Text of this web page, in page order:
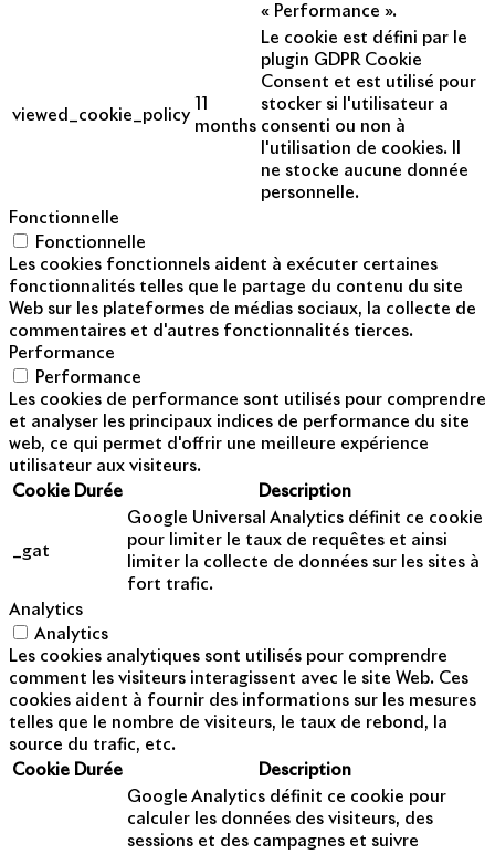
« Performance ».
viewed_cookie_policy
months
Le cookie est défini par le
plugin GDPR Cookie
Consent et est utilisé pour
stocker si l'utilisateur a
consenti ou non à
l'utilisation de cookies. Il
ne stocke aucune donnée
personnelle.
Fonctionnelle
Fonctionnelle
Les cookies fonctionnels aident à exécuter certaines
fonctionnalités telles que le partage du contenu du site
Web sur les plateformes de médias sociaux, la collecte de
commentaires et d'autres fonctionnalités tierces.
Performance
Performance
Les cookies de performance sont utilisés pour comprendre
et analyser les principaux indices de performance du site
web, ce qui permet d'offrir une meilleure expérience
utilisateur aux visiteurs.
Cookie Durée Description
_gat
Google Universal Analytics définit ce cookie
pour limiter le taux de requêtes et ainsi
limiter la collecte de données sur les sites à
fort trafic.
Analytics
Analytics
Les cookies analytiques sont utilisés pour comprendre
comment les visiteurs interagissent avec le site Web. Ces
cookies aident à fournir des informations sur les mesures
telles que le nombre de visiteurs, le taux de rebond, la
source du trafic, etc.
Cookie Durée Description
Google Analytics définit ce cookie pour
calculer les données des visiteurs, des
sessions et des campagnes et suivre